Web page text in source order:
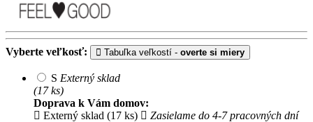
Vyberte veľkosť: Tabuľka veľkostí - overte si miery
S Externý sklad
(17 ks)
Doprava k Vám domov:
Externý sklad (17 ks)
Zasielame do 4-7 pracovných dní